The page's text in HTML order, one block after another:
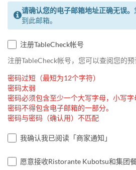
请确认您的电子邮箱地址正确无误。
到此邮箱。
注册TableCheck帐号
注册TableCheck帐号，您可以查阅您的预
密码过短（最短为12个字符）
密码太弱
密码必须包含至少一个大写字母，小写字
密码不得包含电子邮箱的一部分。
密码与密码（确认用）不匹配
我确认我已阅读「商家通知」
愿意接收Ristorante Kubotsu和集团